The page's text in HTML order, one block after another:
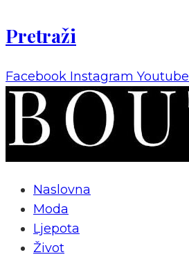
Pretraži
Facebook Instagram Youtube
Naslovna
Moda
Ljepota
Život